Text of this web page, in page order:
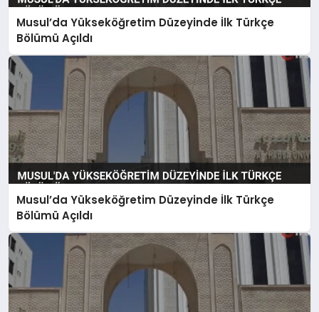
Musul’da Yükseköğretim Düzeyinde İlk Türkçe
Bölümü Açıldı
Musul’da Yükseköğretim Düzeyinde İlk Türkçe
Bölümü Açıldı